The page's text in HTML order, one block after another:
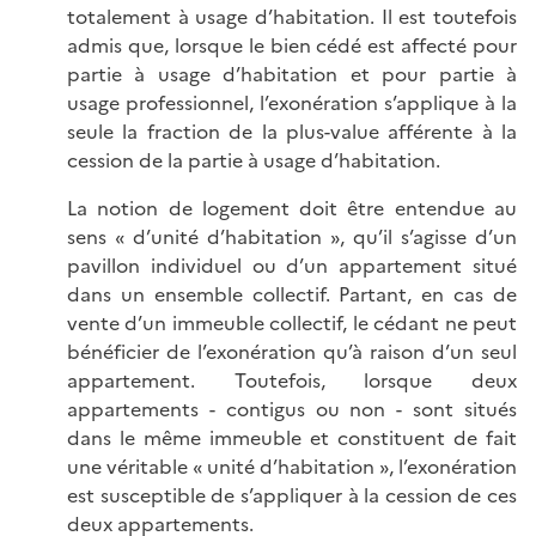
totalement à usage d’habitation. Il est toutefois
admis que, lorsque le bien cédé est affecté pour
partie à usage d’habitation et pour partie à
usage professionnel, l’exonération s’applique à la
seule la fraction de la plus-value afférente à la
cession de la partie à usage d’habitation.
La notion de logement doit être entendue au
sens « d’unité d’habitation », qu’il s’agisse d’un
pavillon individuel ou d’un appartement situé
dans un ensemble collectif. Partant, en cas de
vente d’un immeuble collectif, le cédant ne peut
bénéficier de l’exonération qu’à raison d’un seul
appartement. Toutefois, lorsque deux
appartements - contigus ou non - sont situés
dans le même immeuble et constituent de fait
une véritable « unité d’habitation », l’exonération
est susceptible de s’appliquer à la cession de ces
deux appartements.